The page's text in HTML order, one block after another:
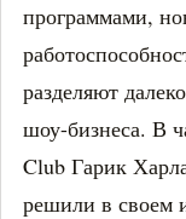
программами,
разделяют
шоу-бизнеса. В
Club Гарик
решили в своем